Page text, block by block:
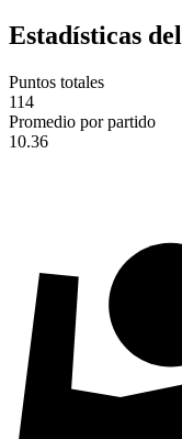
Estadísticas
Puntos totales
114
Promedio por partido
10.36